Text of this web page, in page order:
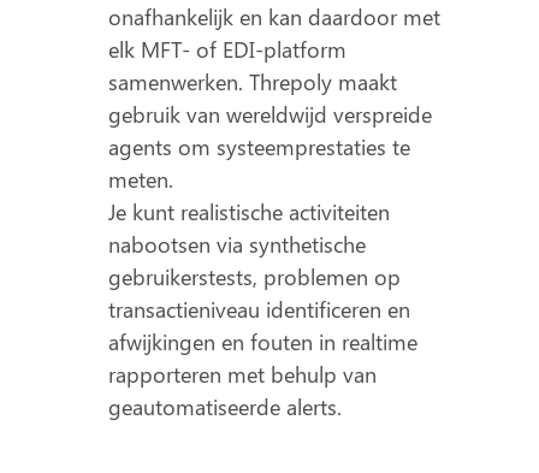
onafhankelijk en kan daardoor met
elk MFT- of EDI-platform
samenwerken. Threpoly maakt
gebruik van wereldwijd verspreide
agents om systeemprestaties te
meten.
Je kunt realistische activiteiten
nabootsen via synthetische
gebruikerstests, problemen op
transactieniveau identificeren en
afwijkingen en fouten in realtime
rapporteren met behulp van
geautomatiseerde alerts.